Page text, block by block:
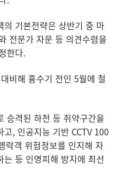
기본전략은 상반기 중 마
전문가 자문 등 의견수렴을
한다.
비해 홍수기 전인 5월에 철
승격된 하천 등 취약구간을
, 인공지능 기반 CCTV 100
락객 위험정보를 인지해 자
등 인명피해 방지에 최선